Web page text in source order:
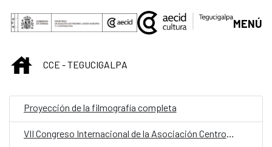
Saltar al contenido principal
MENÚ
INICIOCCE - TEGUCIGALPA
Proyección de la filmografía completa
VII Congreso Internacional de la Asociación Centroamericana de Lingüística (ACALING)